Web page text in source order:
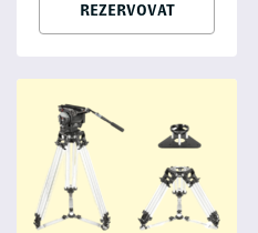
REZERVOVAT